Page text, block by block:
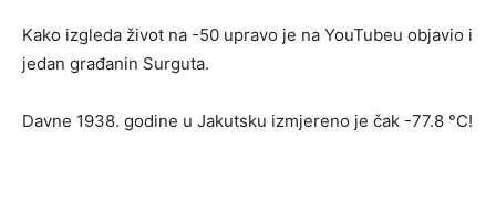
Kako izgleda život na -50 upravo je na YouTubeu objavio i
jedan građanin Surguta.
Davne 1938. godine u Jakutsku izmjereno je čak -77.8 °C!